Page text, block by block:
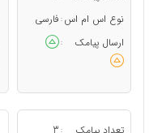
نوع اس ام اس : فارسی
ارسال پیامک
:
: